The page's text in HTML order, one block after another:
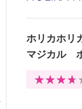
ホリカホリ
マジカル